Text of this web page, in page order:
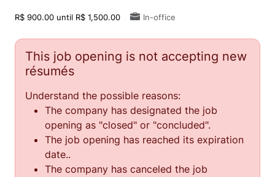
R$ 900.00 until R$ 1,500.00 In-office
This job opening is not accepting new
résumés
Understand the possible reasons:
The company has designated the job
opening as "closed" or "concluded".
The job opening has reached its expiration
date..
The company has canceled the job